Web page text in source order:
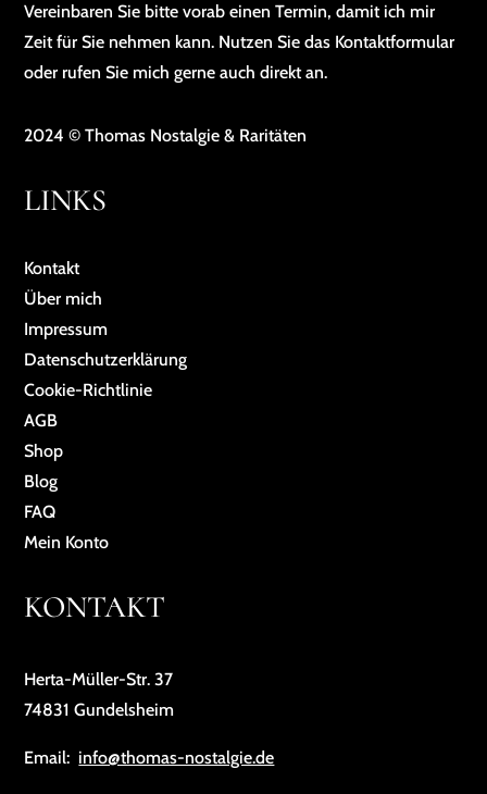
Vereinbaren Sie bitte vorab einen Termin, damit ich mir
Zeit für Sie nehmen kann. Nutzen Sie das Kontaktformular
oder rufen Sie mich gerne auch direkt an.
2024 © Thomas Nostalgie & Raritäten
LINKS
Kontakt
Über mich
Impressum
Da­ten­schutz­er­klä­rung
Cookie-Richtlinie
AGB
Shop
Blog
FAQ
Mein Konto
KONTAKT
Herta-Müller-Str. 37
74831 Gundelsheim
Email: info@thomas-nostalgie.de